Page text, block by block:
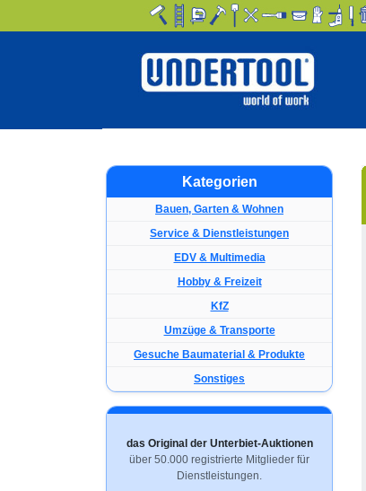
Kategorien
Bauen, Garten & Wohnen
Service & Dienstleistungen
EDV & Multimedia
Hobby & Freizeit
KfZ
Umzüge & Transporte
Gesuche Baumaterial & Produkte
Sonstiges
das Original der Unterbiet-Auktionen
über 50.000 registrierte Mitglieder für
Dienstleistungen.